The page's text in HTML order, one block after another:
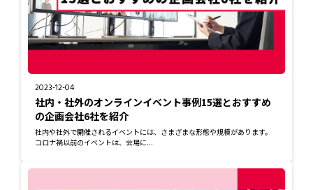
2023-12-04
社内・社外のオンラインイベント事例15選とおすすめ
の企画会社6社を紹介
社内や社外で開催されるイベントには、さまざまな形態や規模があります。
コロナ禍以前のイベントは、会場に...